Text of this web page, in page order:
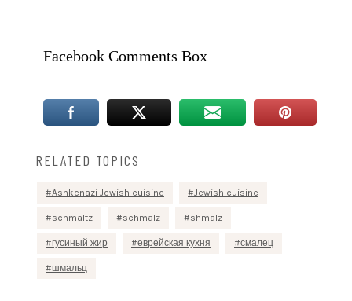
Facebook Comments Box
RELATED TOPICS
Ashkenazi Jewish cuisine Jewish cuisine
schmaltz schmalz shmalz
гусиный жир еврейская кухня смалец
шмальц